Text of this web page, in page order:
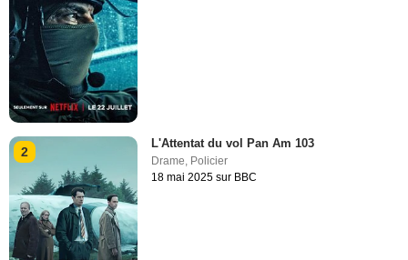
2
L'Attentat du vol Pan Am 103
Drame Policier
18 mai 2025 sur BBC